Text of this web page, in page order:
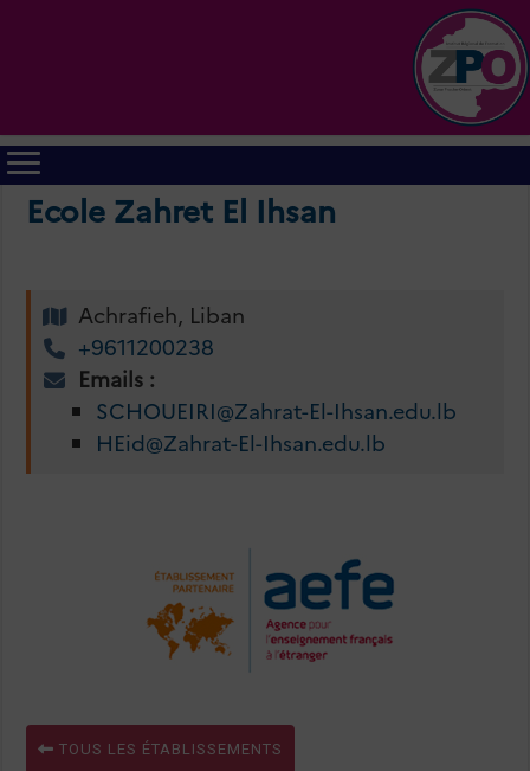
Ecole Zahret El Ihsan
Achrafieh, Liban
+9611200238
Emails :
SCHOUEIRI@Zahrat-El-Ihsan.edu.lb
HEid@Zahrat-El-Ihsan.edu.lb
TOUS LES ÉTABLISSEMENTS